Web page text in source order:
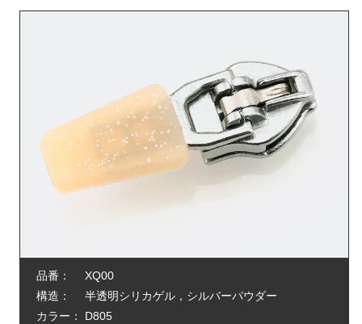
品番：
XQ00
構造：
半透明シリカゲル，シルバーパウダー
カラー：
D805